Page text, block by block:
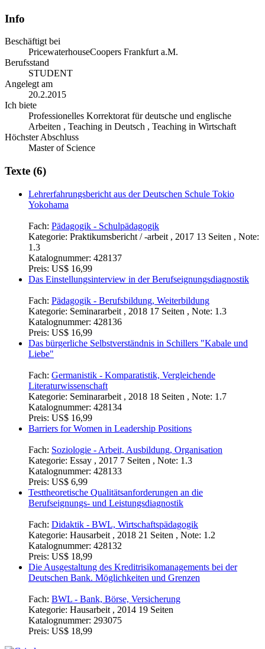
Info
Beschäftigt bei
PricewaterhouseCoopers Frankfurt a.M.
Berufsstand
STUDENT
Angelegt am
20.2.2015
Ich biete
Professionelles Korrektorat für deutsche und englische
Arbeiten , Teaching in Deutsch , Teaching in Wirtschaft
Höchster Abschluss
Master of Science
Texte (6)
Lehrerfahrungsbericht aus der Deutschen Schule Tokio
Yokohama
Fach: Pädagogik - Schulpädagogik
Kategorie: Praktikumsbericht / -arbeit , 2017 13 Seiten , Note:
1.3
Katalognummer: 428137
Preis: US$ 16,99
Das Einstellungsinterview in der Berufseignungsdiagnostik
Fach: Pädagogik - Berufsbildung, Weiterbildung
Kategorie: Seminararbeit , 2018 17 Seiten , Note: 1.3
Katalognummer: 428136
Preis: US$ 16,99
Das bürgerliche Selbstverständnis in Schillers "Kabale und
Liebe"
Fach: Germanistik - Komparatistik, Vergleichende
Literaturwissenschaft
Kategorie: Seminararbeit , 2018 18 Seiten , Note: 1.7
Katalognummer: 428134
Preis: US$ 16,99
Barriers for Women in Leadership Positions
Fach: Soziologie - Arbeit, Ausbildung, Organisation
Kategorie: Essay , 2017 7 Seiten , Note: 1.3
Katalognummer: 428133
Preis: US$ 6,99
Testtheoretische Qualitätsanforderungen an die
Berufseignungs- und Leistungsdiagnostik
Fach: Didaktik - BWL, Wirtschaftspädagogik
Kategorie: Hausarbeit , 2018 21 Seiten , Note: 1.2
Katalognummer: 428132
Preis: US$ 18,99
Die Ausgestaltung des Kreditrisikomanagements bei der
Deutschen Bank. Möglichkeiten und Grenzen
Fach: BWL - Bank, Börse, Versicherung
Kategorie: Hausarbeit , 2014 19 Seiten
Katalognummer: 293075
Preis: US$ 18,99